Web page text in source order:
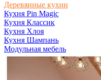
Деревянные кухни
Кухня Pin Magic
Кухня Классик
Кухня Хлоя
Кухня Шампань
Модульная мебель